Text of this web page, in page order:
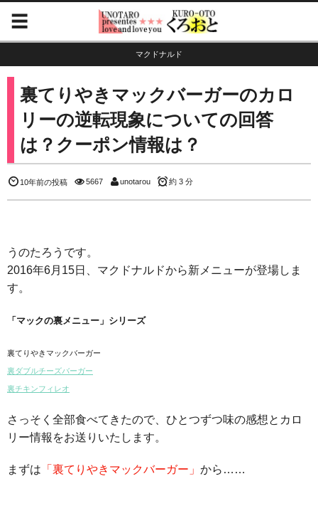
マクドナルド
裏てりやきマックバーガーのカロ
リーの逆転現象についての回答
は？クーポン情報は？
10年前の投稿 5667 unotarou 約 3 分
うのたろうです。
2016年6月15日、マクドナルドから新メニューが登場しま
す。
「マックの裏メニュー」シリーズ
裏てりやきマックバーガー
裏ダブルチーズバーガー
裏チキンフィレオ
さっそく全部食べてきたので、ひとつずつ味の感想とカロ
リー情報をお送りいたします。
まずは 「裏てりやきマックバーガー」 から……